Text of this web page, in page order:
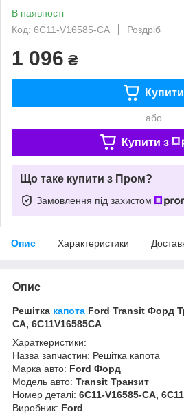
В наявності
Код: 6C11-V16585-CA
Роздріб
1 096 ₴
Купити
або
Купити з
Що таке купити з Пром?
Замовлення під захистом
Опис Характеристики
Опис
Решітка капота Ford Transit Форд
CA, 6C11V16585CA
Хараткеристики:
Назва запчастин: Решітка капота
Марка авто: Ford Форд
Модель авто: Transit Транзит
Номер деталі: 6C11-V16585-CA,
Виробник: Ford